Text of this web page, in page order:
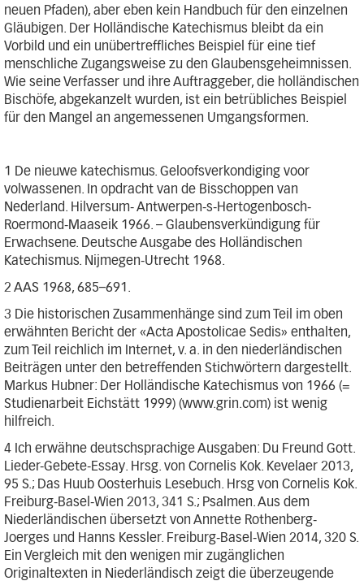
neuen Pfaden), aber eben kein Handbuch für den einzelnen
Gläubigen. Der Holländische Katechismus bleibt da ein
Vorbild und ein unübertreffliches Beispiel für eine tief
menschliche Zugangsweise zu den Glaubensgeheimnissen.
Wie seine Verfasser und ihre Auftraggeber, die holländischen
Bischöfe, abgekanzelt wurden, ist ein betrübliches Beispiel
für den Mangel an angemessenen Umgangsformen.
1 De nieuwe katechismus. Geloofsverkondiging voor
volwassenen. In opdracht van de Bisschoppen van
Nederland. Hilversum- Antwerpen-s-Hertogenbosch-
Roermond-Maaseik 1966. – Glaubensverkündigung für
Erwachsene. Deutsche Ausgabe des Holländischen
Katechismus. Nijmegen-Utrecht 1968.
2 AAS 1968, 685–691.
3 Die historischen Zusammenhänge sind zum Teil im oben
erwähnten Bericht der «Acta Apostolicae Sedis» enthalten,
zum Teil reichlich im Internet, v. a. in den niederländischen
Beiträgen unter den betreffenden Stichwörtern dargestellt.
Markus Hubner: Der Holländische Katechismus von 1966 (=
Studienarbeit Eichstätt 1999) (www.grin.com) ist wenig
hilfreich.
4 Ich erwähne deutschsprachige Ausgaben: Du Freund Gott.
Lieder-Gebete-Essay. Hrsg. von Cornelis Kok. Kevelaer 2013,
95 S.; Das Huub Oosterhuis Lesebuch. Hrsg von Cornelis Kok.
Freiburg-Basel-Wien 2013, 341 S.; Psalmen. Aus dem
Niederländischen übersetzt von Annette Rothenberg-
Joerges und Hanns Kessler. Freiburg-Basel-Wien 2014, 320 S.
Ein Vergleich mit den wenigen mir zugänglichen
Originaltexten in Niederländisch zeigt die überzeugende